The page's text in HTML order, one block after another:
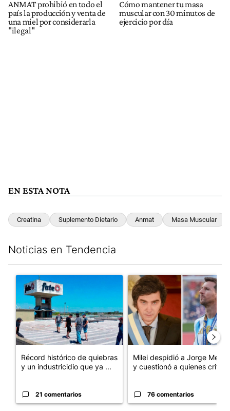
ANMAT prohibió en todo el
país la producción y venta de
una miel por considerarla
"ilegal"
Cómo mantener tu masa
muscular con 30 minutos de
ejercicio por día
EN ESTA NOTA
Creatina Suplemento Dietario Anmat Masa Muscular
Noticias en Tendencia
Un artículo de tendencia con el título "Récord histórico de
Récord histórico de quiebras
y un industricidio que ya ...
21 comentarios
Un artículo de tendencia con
Milei despidió a Jorge Messi
y cuestionó a quienes crit...
76 comentarios